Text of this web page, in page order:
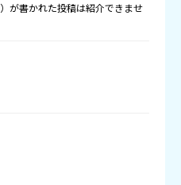
が書かれた投稿は紹介できませ